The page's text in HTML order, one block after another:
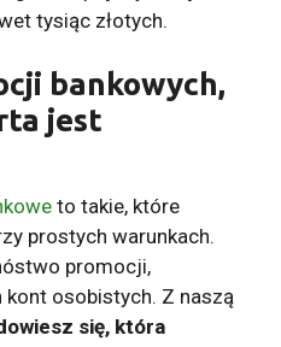
tysiąc złotych.
bankowych,
jest
to takie, które
prostych warunkach.
promocji,
osobistych. Z naszą
się, która